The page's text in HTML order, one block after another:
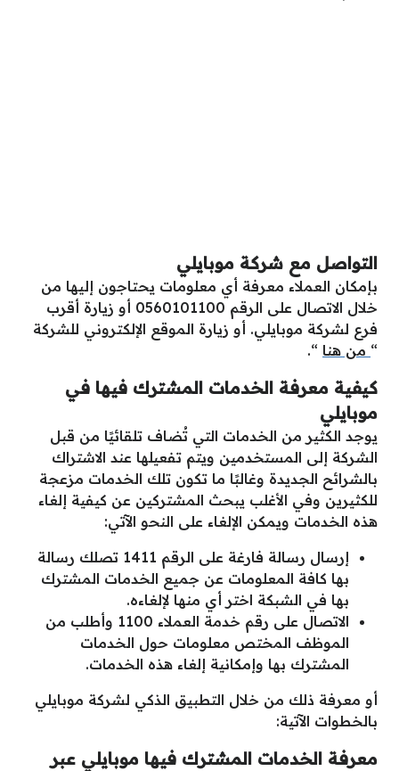
التواصل مع شركة موبايلي
بإمكان العملاء معرفة أي معلومات يحتاجون إليها من
خلال الاتصال على الرقم 0560101100 أو زيارة أقرب
فرع لشركة موبايلي. أو زيارة الموقع الإلكتروني للشركة
“ من هنا “.
كيفية معرفة الخدمات المشترك فيها في
موبايلي
يوجد الكثير من الخدمات التي تُضاف تلقائيًا من قبل
الشركة إلى المستخدمين ويتم تفعيلها عند الاشتراك
بالشرائح الجديدة وغالبًا ما تكون تلك الخدمات مزعجة
للكثيرين وفي الأغلب يبحث المشتركين عن كيفية إلغاء
هذه الخدمات ويمكن الإلغاء على النحو الآتي:
إرسال رسالة فارغة على الرقم 1411 تصلك رسالة
بها كافة المعلومات عن جميع الخدمات المشترك
بها في الشبكة اختر أي منها لإلغاءه.
الاتصال على رقم خدمة العملاء 1100 وأطلب من
الموظف المختص معلومات حول الخدمات
المشترك بها وإمكانية إلغاء هذه الخدمات.
أو معرفة ذلك من خلال التطبيق الذكي لشركة موبايلي
بالخطوات الآتية:
معرفة الخدمات المشترك فيها موبايلي عبر